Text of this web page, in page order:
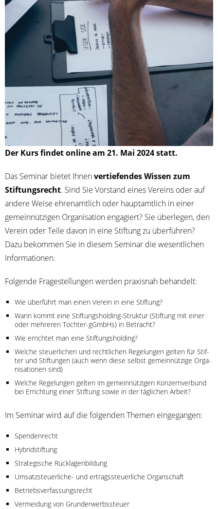
Der Kurs fin­det onlineam 21. Mai 2024 statt.
Das Semi­nar bie­tet Ihnenver­tie­fen­des Wis­sen zum
Stif­tungs­recht. Sind Sie Vor­stand eines Ver­eins oder auf
ande­re Wei­se ehren­amt­lich oder haupt­amt­lich in einer
gemein­nüt­zi­gen Orga­ni­sa­ti­on enga­giert? Sie über­le­gen, den
Ver­ein oder Tei­le davon in eine Stif­tung zu über­füh­ren?
Dazu bekom­men Sie in die­sem Semi­nar die wesent­li­chen
Informationen.
Fol­gen­de Fra­ge­stel­lun­gen wer­den pra­xis­nah behandelt:
Wie über­führt man einen Ver­ein in eine Stiftung?
Wann kommt eine Stif­tungs­hol­ding-Struk­tur (Stif­tung mit einer
oder meh­re­ren Toch­ter-gGmbHs) in Betracht?
Wie errich­tet man eine Stiftungsholding?
Wel­che steu­er­li­chen und recht­li­chen Rege­lun­gen gel­ten für Stif­
ter und Stif­tun­gen (auch wenn die­se selbst gemein­nüt­zi­ge Orga­
ni­sa­tio­nen sind)
Wel­che Rege­lun­gen gel­ten im gemein­nüt­zi­gen Kon­zern­ver­bund
bei Errich­tung einer Stif­tung sowie in der täg­li­chen Arbeit?
Im Semi­nar wird auf die fol­gen­den The­men eingegangen:
Spen­den­recht
Hybrid­stif­tung
Stra­te­gi­sche Rücklagenbildung
Umsatz­steu­er­li­che- und ertrags­steu­er­li­che Organschaft
Betriebs­ver­fas­sungs­recht
Ver­mei­dung von Grunderwerbssteuer